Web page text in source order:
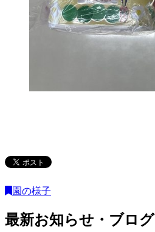
園の様子
最新お知らせ・ブログ